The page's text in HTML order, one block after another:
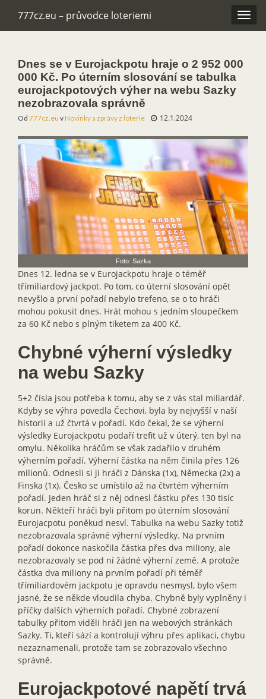
777cz.eu – průvodce loteriemi
Dnes se v Eurojackpotu hraje o 2 952 000
000 Kč. Po úterním slosování se tabulka
eurojackpotových výher na webu Sazky
nezobrazovala správně
Od 777cz.eu vNovinky a zprávy z loterie 12.1.2024
Foto: Sazka
Dnes 12. ledna se v Eurojackpotu hraje o téměř
třímiliardový jackpot. Po tom, co úterní slosování opět
nevyšlo a první pořadí nebylo trefeno, se o to hráči
mohou pokusit dnes. Hrát mohou s jedním sloupečkem
za 60 Kč nebo s plným tiketem za 400 Kč.
Chybné výherní výsledky
na webu Sazky
5+2 čísla jsou potřeba k tomu, aby se z vás stal miliardář.
Kdyby se výhra povedla Čechovi, byla by nejvyšší v naší
historii a už čtvrtá v pořadí. Kdo čekal, že se výherní
výsledky Eurojackpotu podaří trefit už v úterý, ten byl na
omylu. Několika hráčům se však zadařilo v druhém
výherním pořadí. Výherní částka na něm činila přes 126
milionů. Odnesli si ji hráči z Dánska (1x), Německa (2x) a
Finska (1x). Česko se umístilo až na čtvrtém výherním
pořadí. Jeden hráč si z něj odnesl částku přes 130 tisíc
korun. Někteří hráči byli přitom po úterním slosování
Eurojacpotu poněkud nesví. Tabulka na webu Sazky totiž
nezobrazovala správné výherní výsledky. Na prvním
pořadí dokonce naskočila částka přes dva miliony, ale
nezobrazovaly se pod ní žádné výherní země. A protože
částka dva miliony na prvním pořadí při téměř
třímiliardovém jackpotu je opravdu nesmysl, bylo všem
jasné, že se někde vloudila chyba. Chybně byly vyplněny i
příčky dalších výherních pořadí. Chybné zobrazení
tabulky přitom viděli hráči jen na webových stránkách
Sazky. Ti, kteří sází a kontrolují výhru přes aplikaci, chybu
nezaznamenali, protože tam se zobrazovalo všechno
správně.
Eurojackpotové napětí trvá